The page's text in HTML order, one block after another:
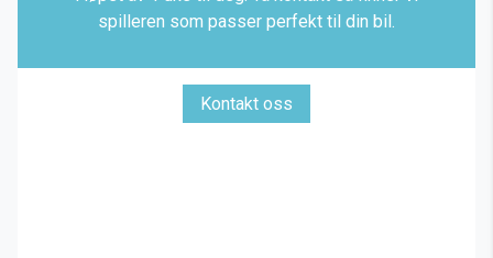
spilleren som passer perfekt til din bil.
Kontakt oss